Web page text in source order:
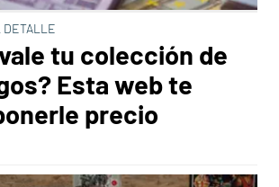
DETALLE
tu colección de
Esta web te
precio